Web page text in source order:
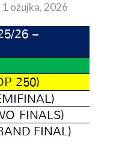
1 ožujka, 2026